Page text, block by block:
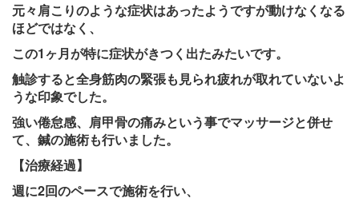
元々肩こりのような症状はあったようですが動けなくなる
ほどではなく、
この1ヶ月が特に症状がきつく出たみたいです。
触診すると全身筋肉の緊張も見られ疲れが取れていないよ
うな印象でした。
強い倦怠感、肩甲骨の痛みという事でマッサージと併せ
て、 鍼の施術も行いました。
【治療経過】
週に2回のペースで施術を行い、